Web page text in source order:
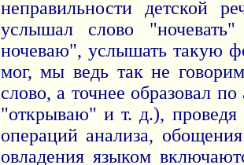
неправильности детской
услышал слово
ночеваю", услышать такую
мог, мы ведь так не
слово, а точнее образовал
"открываю" и т. д.),
операций анализа,
овладения языком